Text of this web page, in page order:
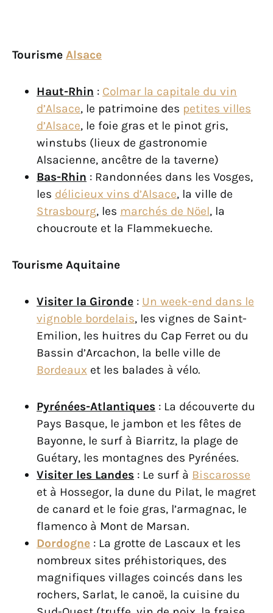
Tourisme Alsace
Haut-Rhin : Colmar la capitale du vin
d’Alsace, le patrimoine des petites villes
d’Alsace, le foie gras et le pinot gris,
winstubs (lieux de gastronomie
Alsacienne, ancêtre de la taverne)
Bas-Rhin : Randonnées dans les Vosges,
les délicieux vins d’Alsace, la ville de
Strasbourg, les marchés de Nöel, la
choucroute et la Flammekueche.
Tourisme Aquitaine
Visiter la Gironde : Un week-end dans le
vignoble bordelais, les vignes de Saint-
Emilion, les huitres du Cap Ferret ou du
Bassin d’Arcachon, la belle ville de
Bordeaux et les balades à vélo.
Pyrénées-Atlantiques : La découverte du
Pays Basque, le jambon et les fêtes de
Bayonne, le surf à Biarritz, la plage de
Guétary, les montagnes des Pyrénées.
Visiter les Landes : Le surf à Biscarosse
et à Hossegor, la dune du Pilat, le magret
de canard et le foie gras, l’armagnac, le
flamenco à Mont de Marsan.
Dordogne : La grotte de Lascaux et les
nombreux sites préhistoriques, des
magnifiques villages coincés dans les
rochers, Sarlat, le canoë, la cuisine du